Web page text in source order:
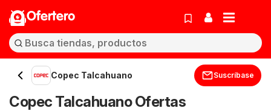
Ofertero
Copec Talcahuano Suscríbase
Copec Talcahuano Ofertas